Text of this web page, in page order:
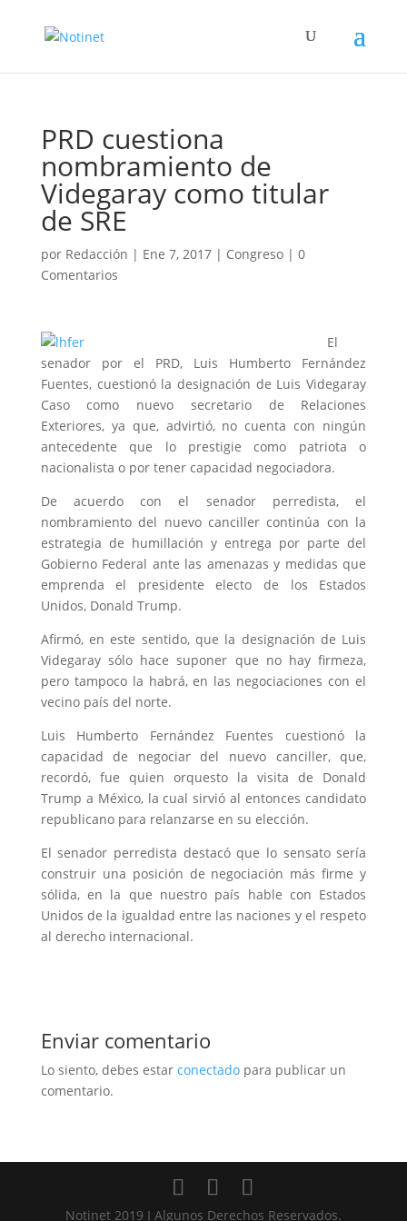
PRD cuestiona
nombramiento de
Videgaray como titular
de SRE
por Redacción | Ene 7, 2017| Congreso| 0
Comentarios
El
senador por el PRD, Luis Humberto Fernández
Fuentes, cuestionó la designación de Luis Videgaray
Caso como nuevo secretario de Relaciones
Exteriores, ya que, advirtió, no cuenta con ningún
antecedente que lo prestigie como patriota o
nacionalista o por tener capacidad negociadora.
De acuerdo con el senador perredista, el
nombramiento del nuevo canciller continúa con la
estrategia de humillación y entrega por parte del
Gobierno Federal ante las amenazas y medidas que
emprenda el presidente electo de los Estados
Unidos, Donald Trump.
Afirmó, en este sentido, que la designación de Luis
Videgaray sólo hace suponer que no hay firmeza,
pero tampoco la habrá, en las negociaciones con el
vecino país del norte.
Luis Humberto Fernández Fuentes cuestionó la
capacidad de negociar del nuevo canciller, que,
recordó, fue quien orquesto la visita de Donald
Trump a México, la cual sirvió al entonces candidato
republicano para relanzarse en su elección.
El senador perredista destacó que lo sensato sería
construir una posición de negociación más firme y
sólida, en la que nuestro país hable con Estados
Unidos de la igualdad entre las naciones y el respeto
al derecho internacional.
Enviar comentario
Lo siento, debes estar conectadopara publicar un
comentario.
Notinet 2019 I Algunos Derechos Reservados.